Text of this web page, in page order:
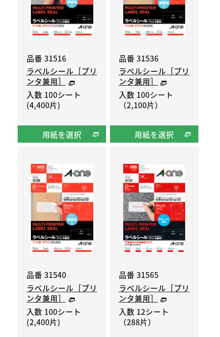
品番 31516
ラベルシール［プリ
ンタ兼用］
入数 100シート
(4,400片)
用紙を選択
品番 31536
ラベルシール［プリ
ンタ兼用］
入数 100シート
（2,100片）
用紙を選択
品番 31540
ラベルシール［プリ
ンタ兼用］
入数 100シート
(2,400片)
品番 31565
ラベルシール［プリ
ンタ兼用］
入数 12シート
（288片）